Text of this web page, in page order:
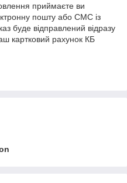
приймаєте ви
пошту або СМС із
буде відправлений відразу
картковий рахунок КБ